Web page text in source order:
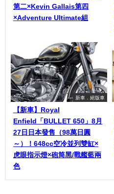
第二×Kevin Gallais第四
×Adventure Ultimate組
新車．絕版車
【新車】Royal
Enfield「BULLET 650」8月
27日日本發售（98萬日圓
～）！648cc空冷並列雙缸×
虎眼指示燈×砲筒黑/戰艦藍兩
色